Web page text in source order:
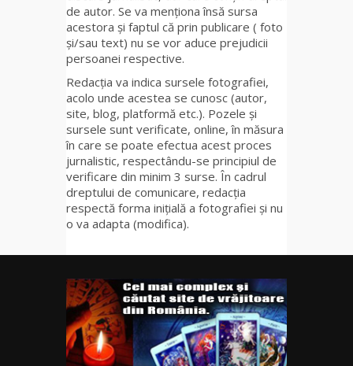
de autor. Se va menționa însă sursa
acestora și faptul că prin publicare ( foto
și/sau text) nu se vor aduce prejudicii
persoanei respective.
Redacția va indica sursele fotografiei,
acolo unde acestea se cunosc (autor,
site, blog, platformă etc.). Pozele și
sursele sunt verificate, online, în măsura
în care se poate efectua acest proces
jurnalistic, respectându-se principiul de
verificare din minim 3 surse. În cadrul
dreptului de comunicare, redacția
respectă forma inițială a fotografiei și nu
o va adapta (modifica).